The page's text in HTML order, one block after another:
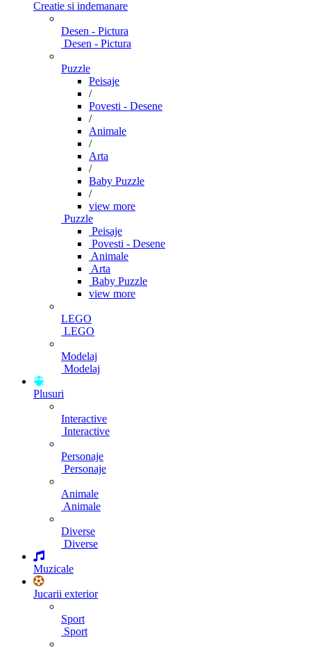
Creatie si indemanare
Desen - Pictura
Desen - Pictura
Puzzle
Peisaje
/
Povesti - Desene
/
Animale
/
Arta
/
Baby Puzzle
/
view more
Puzzle
Peisaje
Povesti - Desene
Animale
Arta
Baby Puzzle
view more
LEGO
LEGO
Modelaj
Modelaj
Plusuri
Interactive
Interactive
Personaje
Personaje
Animale
Animale
Diverse
Diverse
Muzicale
Jucarii exterior
Sport
Sport